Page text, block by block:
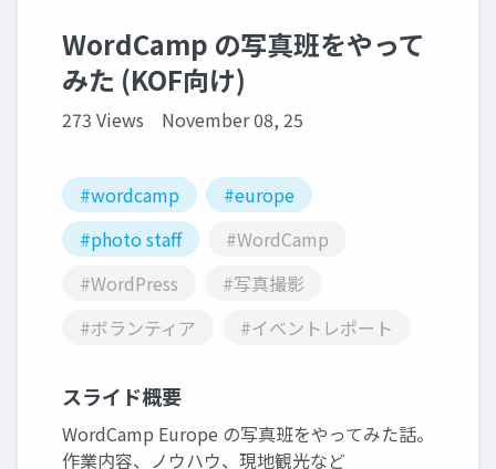
WordCamp の写真班をやって
みた (KOF向け)
273 Views November 08, 25
#wordcamp
#europe
#photo staff
#WordCamp
#WordPress
#写真撮影
#ボランティア
#イベントレポート
スライド概要
WordCamp Europe の写真班をやってみた話。
作業内容、ノウハウ、現地観光など